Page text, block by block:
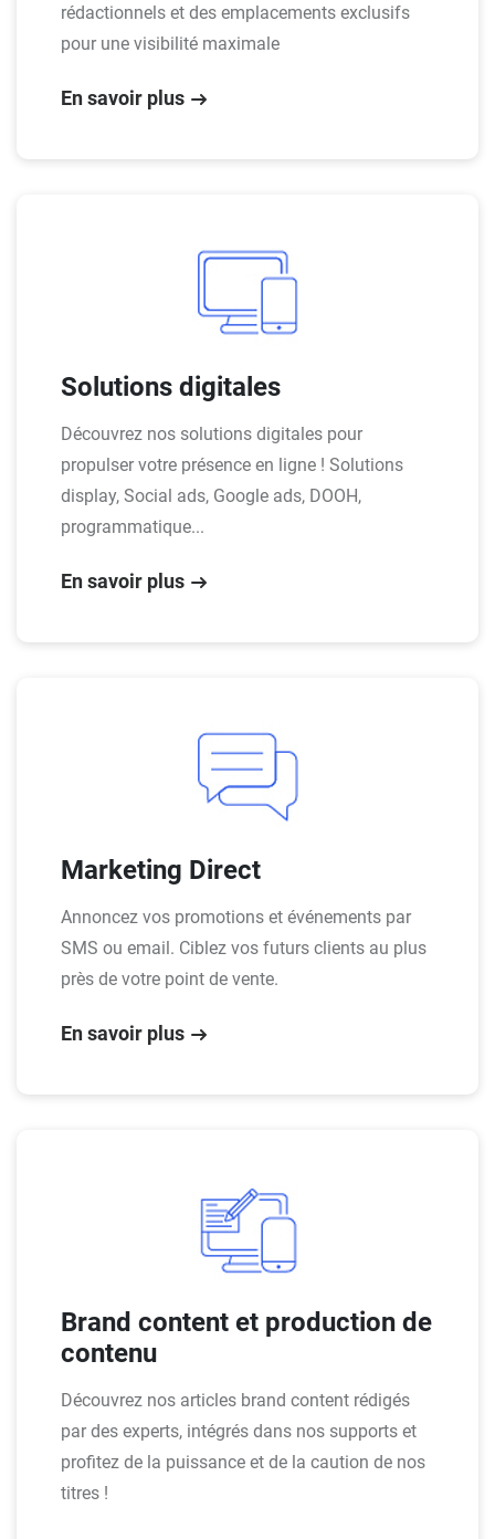
rédactionnels et des emplacements exclusifs
pour une visibilité maximale
En savoir plus
Solutions digitales
Découvrez nos solutions digitales pour
propulser votre présence en ligne ! Solutions
display, Social ads, Google ads, DOOH,
programmatique...
En savoir plus
Marketing Direct
Annoncez vos promotions et événements par
SMS ou email. Ciblez vos futurs clients au plus
près de votre point de vente.
En savoir plus
Brand content et production de
contenu
Découvrez nos articles brand content rédigés
par des experts, intégrés dans nos supports et
profitez de la puissance et de la caution de nos
titres !